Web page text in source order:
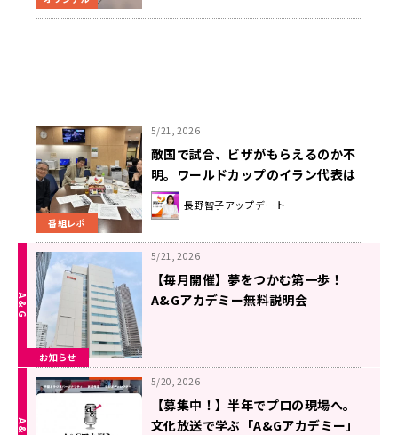
番組レポ
5/21, 2026
敵国で試合、ビザがもらえるのか不
明。ワールドカップのイラン代表は
どうなる
長野智子アップデート
お知らせ
5/21, 2026
【毎月開催】夢をつかむ第一歩！
A&Gアカデミー無料説明会
5/20, 2026
【募集中！】半年でプロの現場へ。
文化放送で学ぶ「A&Gアカデミー」